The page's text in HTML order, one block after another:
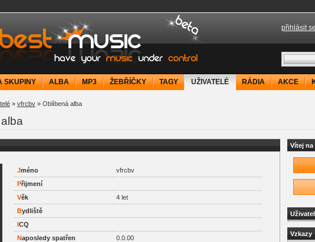
- Have your music under control
přihlásit se
SKUPINY ALBA MP3 ŽEBŘÍČKY TAGY UŽIVATELÉ RÁDIA AKCE
» vfrcbv » Oblíbená alba
Jméno
vfrcbv
Přijmení
Věk
4 let
Bydliště
ICQ
Naposledy spatřen 0.0.00
Vítej
Vzkazy